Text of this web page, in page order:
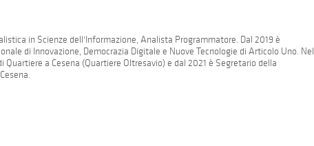
in Scienze dell'Informazione, Analista Programmatore. Dal 2019 è
di Innovazione, Democrazia Digitale e Nuove Tecnologie di Articolo Uno. Nel
a Cesena (Quartiere Oltresavio) e dal 2021 è Segretario della